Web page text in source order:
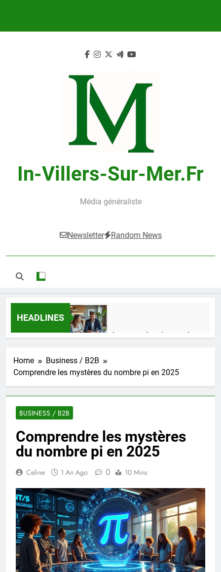
In-Villers-Sur-Mer.fr
Média généraliste
Newsletter Random News
HEADLINES
Guide complet pour réussir un achat
1 Semaine Ago
Quel est le salaire de Myriam Seurat en
2025 ?
4 Mois Ago
Okrami : comprendre ses
fonctionnalités clés et avantages
4 Mois Ago
Découvrez notre test d’orientation
Home
Business / B2B
Comprendre les mystères du nombre pi en 2025
BUSINESS / B2B
Comprendre les mystères
du nombre pi en 2025
Celine 1 An Ago 0 10 Mins